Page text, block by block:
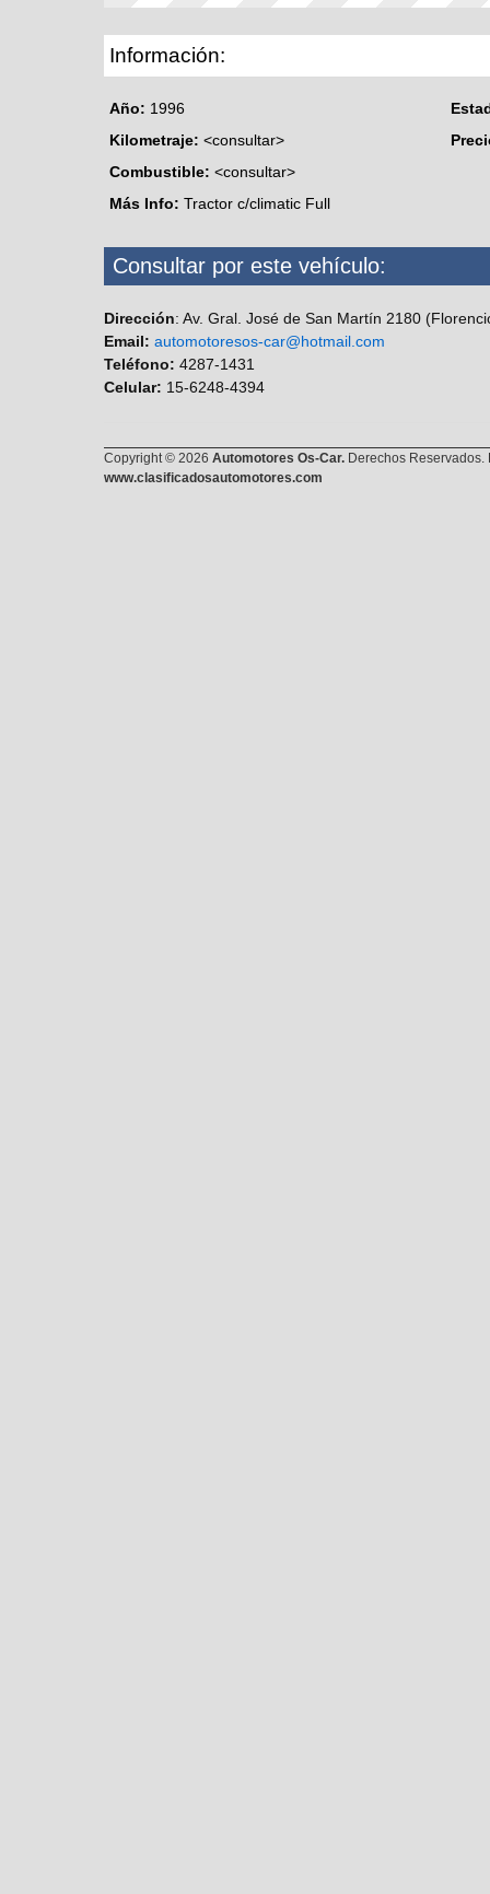
Información:
Año: 1996
Kilometraje: <consultar>
Combustible: <consultar>
Más Info: Tractor c/climatic Full
Consultar por este vehículo:
Dirección: Av. Gral. José de San Martín 2180
Email: automotoresos-car@hotmail.com
Teléfono: 4287-1431
Celular: 15-6248-4394
Copyright © 2026 Automotores Os-Car. Derechos
www.clasificadosautomotores.com